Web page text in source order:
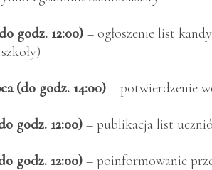
godz. 12:00) – ogłoszenie list
(do godz. 14:00) – potwierdzenie
godz. 12:00) – publikacja list
godz. 12:00) – poinformowanie